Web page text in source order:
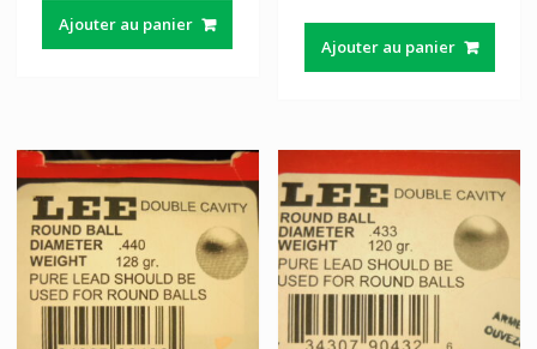
Ajouter au panier
Ajouter au panier